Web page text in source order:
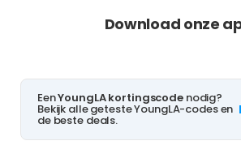
Download onze
EenYoungLA kortingscodenodig?
Bekijk alle geteste YoungLA-codes en
de beste deals.